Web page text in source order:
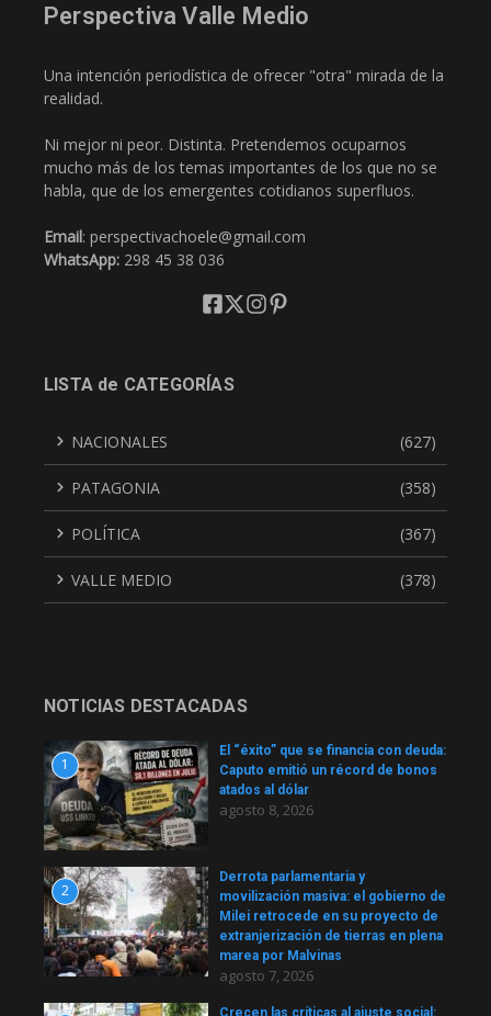
Perspectiva Valle Medio
Una intención periodística de ofrecer "otra" mirada de la
realidad.
Ni mejor ni peor. Distinta. Pretendemos ocuparnos
mucho más de los temas importantes de los que no se
habla, que de los emergentes cotidianos superfluos.
Email: perspectivachoele@gmail.com
WhatsApp: 298 45 38 036
LISTA de CATEGORÍAS
NACIONALES (627)
PATAGONIA (358)
POLÍTICA (367)
VALLE MEDIO (378)
NOTICIAS DESTACADAS
1
El “éxito” que se financia con deuda:
Caputo emitió un récord de bonos
atados al dólar
agosto 8, 2026
2
Derrota parlamentaria y
movilización masiva: el gobierno de
Milei retrocede en su proyecto de
extranjerización de tierras en plena
marea por Malvinas
agosto 7, 2026
Crecen las críticas al ajuste social: